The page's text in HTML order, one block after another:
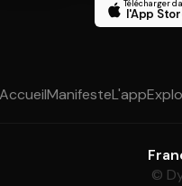
l'App
AccueilManifesteL'app
©